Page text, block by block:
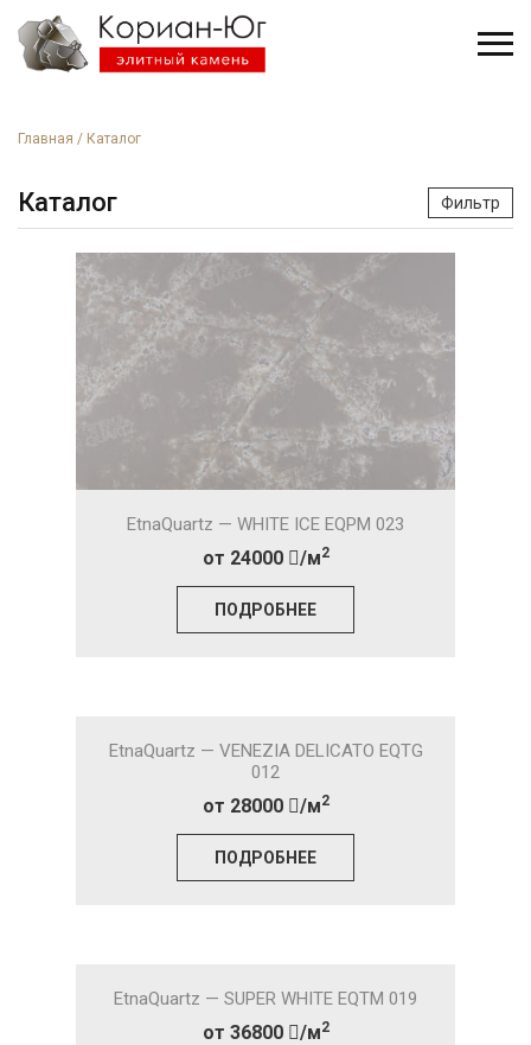
Главная / Каталог
Каталог Фильтр
EtnaQuartz — WHITE ICE EQPM 023
от 24000 /м2
ПОДРОБНЕЕ
EtnaQuartz — VENEZIA DELICATO EQTG
012
от 28000 /м2
ПОДРОБНЕЕ
EtnaQuartz — SUPER WHITE EQTM 019
от 36800 /м2